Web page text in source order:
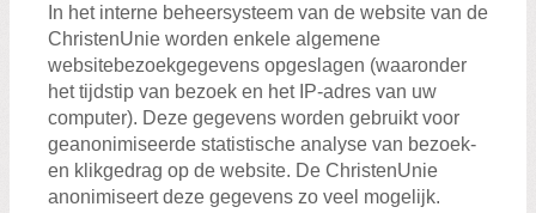
In het interne beheersysteem van de website van de
ChristenUnie worden enkele algemene
websitebezoekgegevens opgeslagen (waaronder
het tijdstip van bezoek en het IP-adres van uw
computer). Deze gegevens worden gebruikt voor
geanonimiseerde statistische analyse van bezoek-
en klikgedrag op de website. De ChristenUnie
anonimiseert deze gegevens zo veel mogelijk.